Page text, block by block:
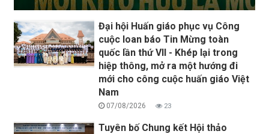
Đại hội Huấn giáo phục vụ Công
cuộc loan báo Tin Mừng toàn
quốc lần thứ VII - Khép lại trong
hiệp thông, mở ra một hướng đi
mới cho công cuộc huấn giáo Việt
Nam
07/08/2026 23
Tuyên bố Chung kết Hội thảo